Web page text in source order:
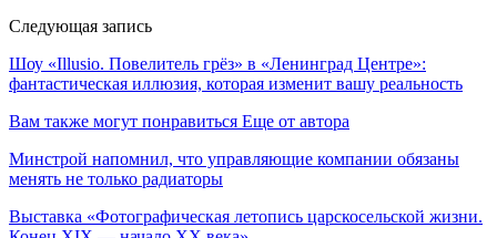
Следующая запись
Шоу «Illusio. Повелитель грёз» в «Ленинград Центре»:
фантастическая иллюзия, которая изменит вашу реальность
Вам также могут понравиться Еще от автора
Минстрой напомнил, что управляющие компании обязаны
менять не только радиаторы
Выставка «Фотографическая летопись царскосельской жизни.